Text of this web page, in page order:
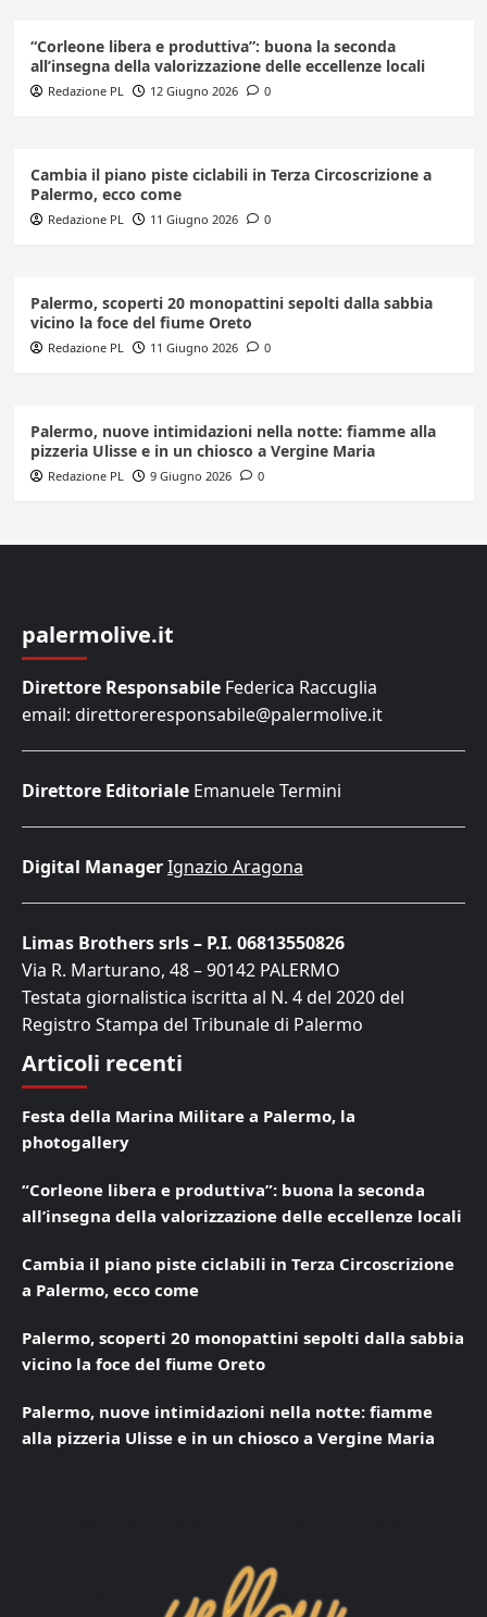
“Corleone libera e produttiva”: buona la seconda
all’insegna della valorizzazione delle eccellenze locali
Redazione PL 12 Giugno 2026 0
Cambia il piano piste ciclabili in Terza Circoscrizione a
Palermo, ecco come
Redazione PL 11 Giugno 2026 0
Palermo, scoperti 20 monopattini sepolti dalla sabbia
vicino la foce del fiume Oreto
Redazione PL 11 Giugno 2026 0
Palermo, nuove intimidazioni nella notte: fiamme alla
pizzeria Ulisse e in un chiosco a Vergine Maria
Redazione PL 9 Giugno 2026 0
palermolive.it
Direttore Responsabile Federica Raccuglia
email: direttoreresponsabile@palermolive.it
Direttore Editoriale Emanuele Termini
Digital ManagerIgnazio Aragona
Limas Brothers srls – P.I. 06813550826
Via R. Marturano, 48 – 90142 PALERMO
Testata giornalistica iscritta al N. 4 del 2020 del
Registro Stampa del Tribunale di Palermo
Articoli recenti
Festa della Marina Militare a Palermo, la
photogallery
“Corleone libera e produttiva”: buona la seconda
all’insegna della valorizzazione delle eccellenze locali
Cambia il piano piste ciclabili in Terza Circoscrizione
a Palermo, ecco come
Palermo, scoperti 20 monopattini sepolti dalla sabbia
vicino la foce del fiume Oreto
Palermo, nuove intimidazioni nella notte: fiamme
alla pizzeria Ulisse e in un chiosco a Vergine Maria